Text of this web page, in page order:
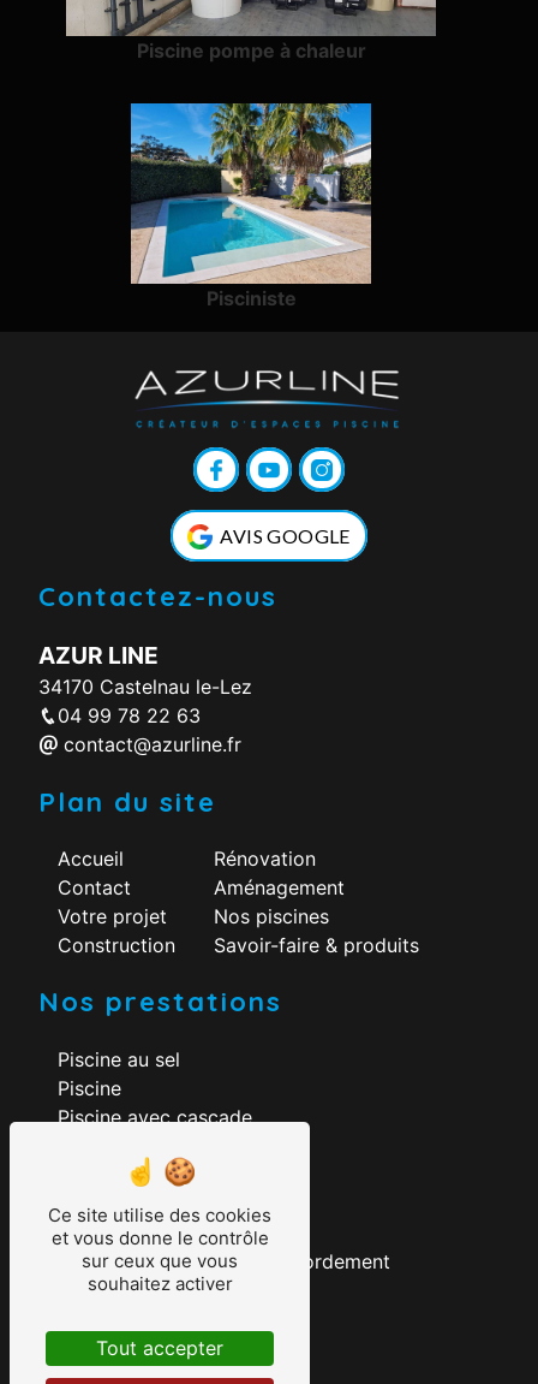
Piscine pompe à chaleur
Pisciniste
AVIS GOOGLE
Contactez-nous
AZUR LINE
34170 Castelnau le-Lez
04 99 78 22 63
contact@azurline.fr
Plan du site
Accueil
Contact
Votre projet
Construction
Rénovation
Aménagement
Nos piscines
Savoir-faire & produits
Nos prestations
Piscine au sel
Piscine
Piscine avec cascade
Rénovation piscine
Aménagement piscine
Création piscine
Construction piscine à débordement
Piscine pompe à chaleur
Ce site utilise des cookies
et vous donne le contrôle
sur ceux que vous
souhaitez activer
Tout accepter